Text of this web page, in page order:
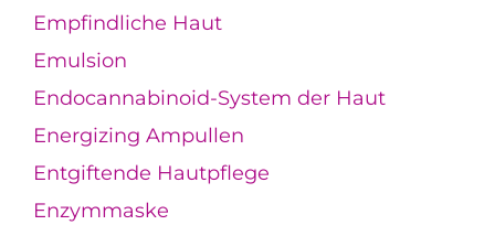
Empfindliche Haut
Emulsion
Endocannabinoid-System der Haut
Energizing Ampullen
Entgiftende Hautpflege
Enzymmaske